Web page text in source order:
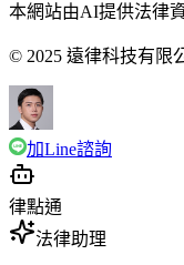
本網站由AI提供法律
© 2025 遠律科技有限
加Line諮詢
律點通
法律助理